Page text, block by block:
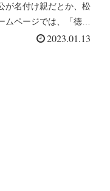
が名付け親だとか、松
ムページでは、「徳川
たと言...
2023.01.13